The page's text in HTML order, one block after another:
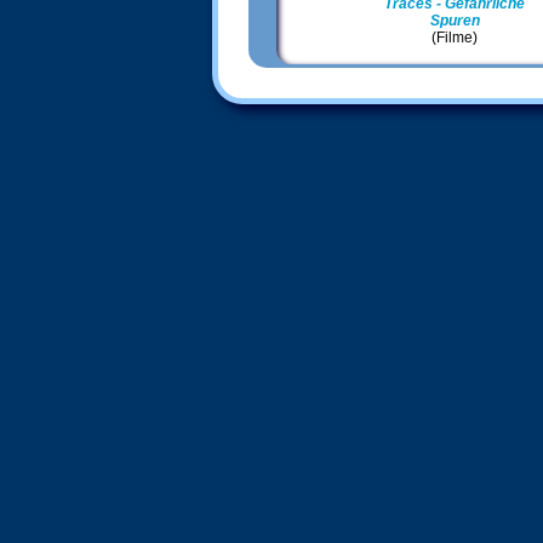
Traces - Gefährliche
Spuren
(Filme)